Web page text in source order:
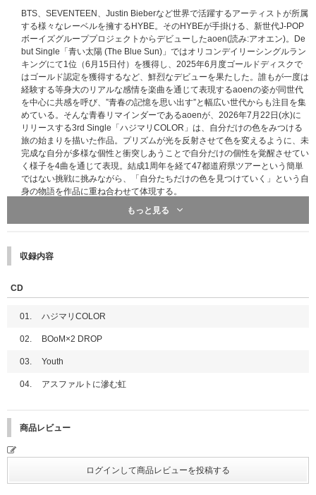
BTS、SEVENTEEN、Justin Bieberなど世界で活躍するアーティストが所属
する様々なレーベルを擁するHYBE。そのHYBEが手掛ける、新世代J-POP
ボーイズグループプロジェクトからデビューしたaoen(読み:アオエン)。De
but Single「青い太陽 (The Blue Sun)」ではオリコンデイリーシングルラン
キングにて1位（6月15日付）を獲得し、2025年6月度ゴールドディスクで
はゴールド認定を獲得するなど、鮮烈なデビューを果たした。誰もが一度は
経験する等身大のリアルな感情を楽曲を通じて表現するaoenの姿が同世代
を中心に共感を呼び、”青春の記憶を思い出す”と幅広い世代からも注目を集
めている。そんな青春リマインダーであるaoenが、2026年7月22日(水)に
リリースする3rd Single「ハジマリCOLOR」は、自分だけの色をみつける
旅の始まりを描いた作品。プリズムが光を反射させて色を変えるように、未
完成な自分が多様な個性と衝突しあうことで自分だけの個性を覚醒させてい
く様子を4曲を通じて表現。結成1周年を経て47都道府県ツアーという簡単
ではない挑戦に挑みながら、「自分たちだけの色を見つけていく」という自
身の物語を作品に重ね合わせて体現する。
・BOOKLET
もっと見る
収録内容
CD
01. ハジマリCOLOR
02. BOoM×2 DROP
03. Youth
04. アスファルトに滲む虹
商品レビュー